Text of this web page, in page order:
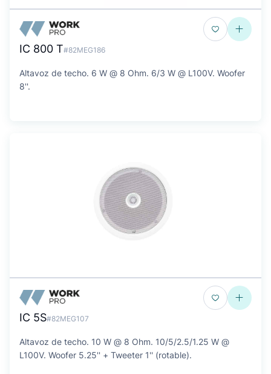
IC 800 T#82MEG186
Altavoz de techo. 6 W @ 8 Ohm. 6/3 W @ L100V. Woofer
8''.
IC 5S#82MEG107
Altavoz de techo. 10 W @ 8 Ohm. 10/5/2.5/1.25 W @
L100V. Woofer 5.25'' + Tweeter 1'' (rotable).